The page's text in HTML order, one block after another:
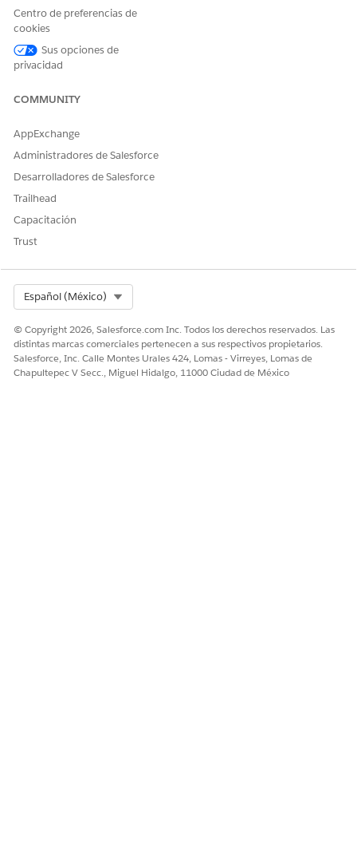
programaciones de todos. Apruebe solicitudes de tiempo
libre por representante de asistencia o por tipo de objeto.
Enviar tiempo libre con Absentismos de recursos
¿Necesita tomar su vacaciones o llamar porque está
absentismo de recursos.
¿RESOLVIÓ ESTE ARTÍCULO SU PROBLEMA?
Centro de preferencias de
cookies
Sus opciones de
privacidad
COMMUNITY
AppExchange
Administradores de Salesforce
Desarrolladores de Salesforce
Trailhead
Capacitación
Trust
Español (México)
© Copyright 2026, Salesforce.com Inc. Todos los derechos reservados. Las
distintas marcas comerciales pertenecen a sus respectivos propietarios.
Salesforce, Inc. Calle Montes Urales 424, Lomas - Virreyes, Lomas de
Chapultepec V Secc., Miguel Hidalgo, 11000 Ciudad de México